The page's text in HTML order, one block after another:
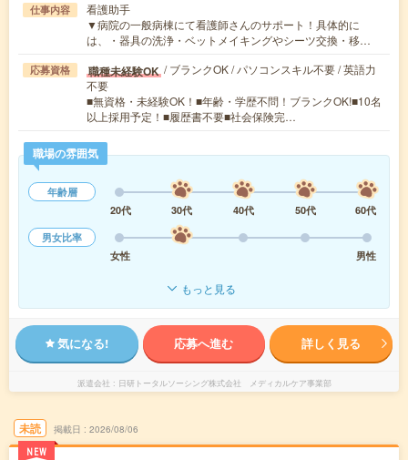
仕事内容
看護助手
▼病院の一般病棟にて看護師さんのサポート！具体的に
は、・器具の洗浄・ベットメイキングやシーツ交換・移…
応募資格 職種未経験OK / ブランクOK / パソコンスキル不要 / 英語力
不要
■無資格・未経験OK！■年齢・学歴不問！ブランクOK!■10名
以上採用予定！■履歴書不要■社会保険完…
職場の雰囲気
年齢層
20代
30代 40代 50代
60代
男女比率
女性
男性
もっと見る
気になる! 応募へ進む 詳しく見る
派遣会社 日研トータルソーシング株式会社 メディカルケア事業部
未読
NEW
掲載日 2026/08/06